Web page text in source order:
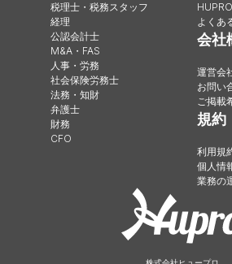
税理士・税務スタッフ
経理
公認会計士
M&A・FAS
人事・労務
社会保険労務士
法務・知財
弁護士
財務
CFO
よくあ
会社
運営会
お問い
ご掲載
規約
利用規
個人情
業務の